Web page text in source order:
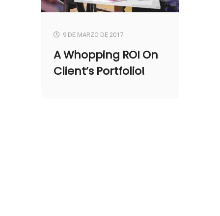
9 DE MARZO DE 2017
A Whopping ROI On
Client’s Portfolio!